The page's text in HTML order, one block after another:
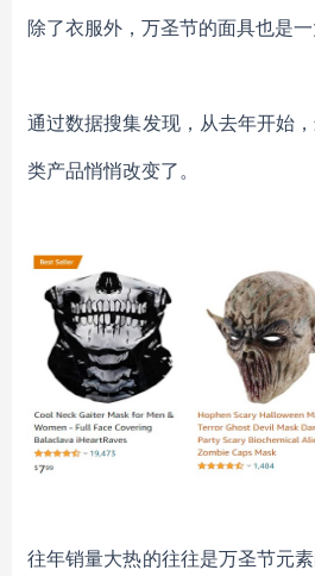
除了衣服外，万圣节的面具也是
通过数据搜集发现，从去年开始
类产品悄悄改变了。
往年销量大热的往往是万圣节元